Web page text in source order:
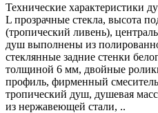
Технические характеристики
L прозрачные стекла, высота
(тропический ливень),
душ выполнены из
стеклянные задние стенки
толщиной 6 мм, двойные
профиль, фирменный
тропический душ, душевая
из нержавеющей стали, ..